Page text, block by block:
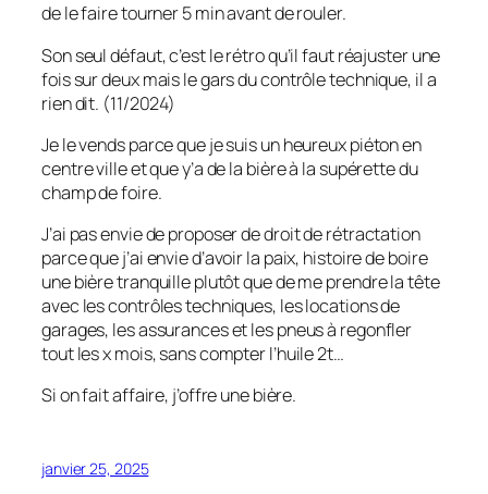
de le faire tourner 5 min avant de rouler.
Son seul défaut, c’est le rétro qu’il faut réajuster une
fois sur deux mais le gars du contrôle technique, il a
rien dit. (11/2024)
Je le vends parce que je suis un heureux piéton en
centre ville et que y’a de la bière à la supérette du
champ de foire.
J’ai pas envie de proposer de droit de rétractation
parce que j’ai envie d’avoir la paix, histoire de boire
une bière tranquille plutôt que de me prendre la tête
avec les contrôles techniques, les locations de
garages, les assurances et les pneus à regonfler
tout les x mois, sans compter l’huile 2t…
Si on fait affaire, j’offre une bière.
janvier 25, 2025